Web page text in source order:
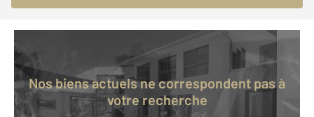
Nos biens actuels ne correspondent pas à
votre recherche